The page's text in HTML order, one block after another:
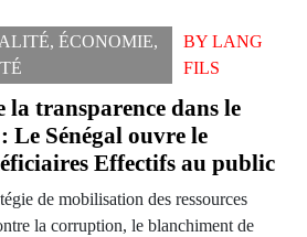
, ÉCONOMIE,
BY LANG
FILS
la transparence dans le
Le Sénégal ouvre le
Effectifs au public
de mobilisation des ressources
la corruption, le blanchiment de